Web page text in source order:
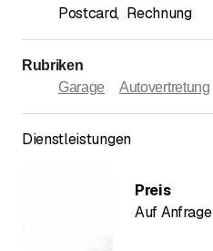
Postcard, Rechnung
Rubriken
Garage
Autovertretung
Dienstleistungen
Preis
Auf Anfrage